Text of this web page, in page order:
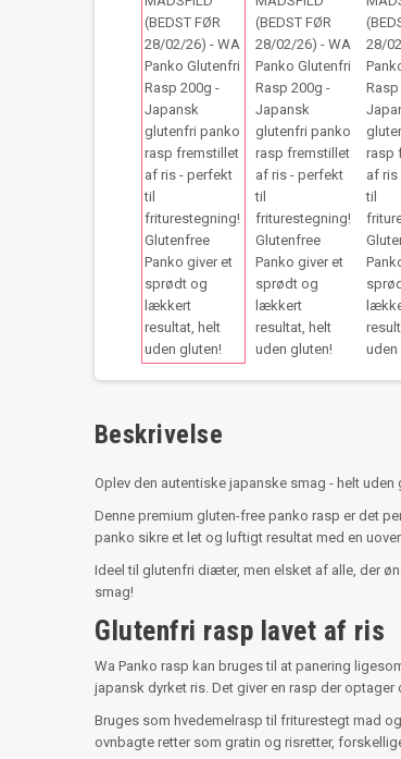
Beskrivelse
Oplev den autentiske japanske smag - helt
Denne premium gluten-free panko rasp er det
panko sikre et let og luftigt resultat med en
Ideel til glutenfri diæter, men elsket af alle, der
smag!
Glutenfri rasp lavet af ris
Wa Panko rasp kan bruges til at panering
japansk dyrket ris. Det giver en rasp der
Bruges som hvedemelrasp til friturestegt mad
ovnbagte retter som gratin og risretter,